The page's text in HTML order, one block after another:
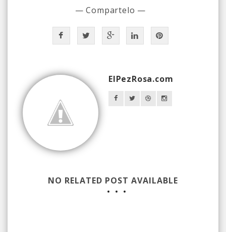
— Compartelo —
ElPezRosa.com
NO RELATED POST AVAILABLE